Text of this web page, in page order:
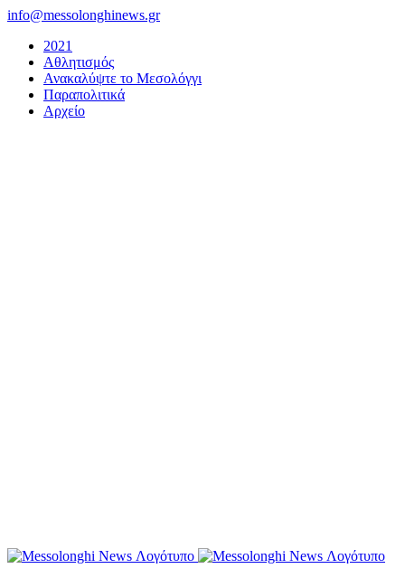
Μετάβαση
περιεχόμενο
info@messolonghinews.gr
2021
Αθλητισμός
Ανακαλύψτε το Μεσολόγγι
Παραπολιτικά
Αρχείο